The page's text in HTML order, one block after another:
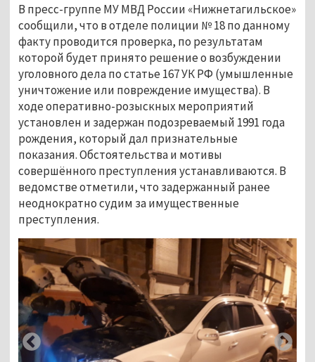
В пресс-группе МУ МВД России «Нижнетагильское»
сообщили, что в отделе полиции № 18 по данному
факту проводится проверка, по результатам
которой будет принято решение о возбуждении
уголовного дела по статье 167 УК РФ (умышленные
уничтожение или повреждение имущества). В
ходе оперативно-розыскных мероприятий
установлен и задержан подозреваемый 1991 года
рождения, который дал признательные
показания. Обстоятельства и мотивы
совершённого преступления устанавливаются. В
ведомстве отметили, что задержанный ранее
неоднократно судим за имущественные
преступления.